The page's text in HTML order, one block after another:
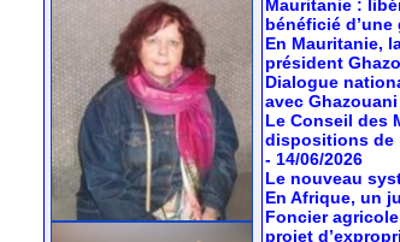
Mauritanie :
bénéficié
En Mauritanie,
président
Dialogue
avec Ghazouani
Le Conseil des
dispositions de
- 14/06/2026
Le nouveau
En Afrique, un
Foncier
projet